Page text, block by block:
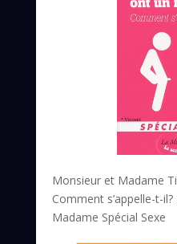
Monsieur et Madame
Comment s’appelle-t-
Madame Spécial Sexe